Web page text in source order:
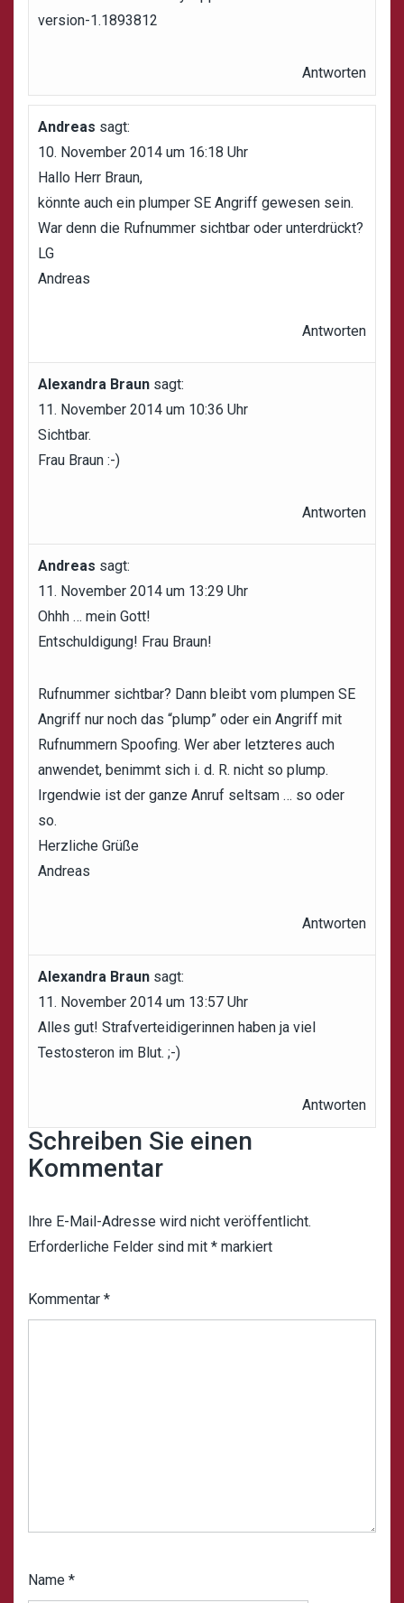
version-1.1893812
Antworten
Andreas sagt:
10. November 2014 um 16:18 Uhr
Hallo Herr Braun,
könnte auch ein plumper SE Angriff gewesen sein.
War denn die Rufnummer sichtbar oder unterdrückt?
LG
Andreas
Antworten
Alexandra Braun sagt:
11. November 2014 um 10:36 Uhr
Sichtbar.
Frau Braun :-)
Antworten
Andreas sagt:
11. November 2014 um 13:29 Uhr
Ohhh … mein Gott!
Entschuldigung! Frau Braun!
Rufnummer sichtbar? Dann bleibt vom plumpen SE
Angriff nur noch das “plump” oder ein Angriff mit
Rufnummern Spoofing. Wer aber letzteres auch
anwendet, benimmt sich i. d. R. nicht so plump.
Irgendwie ist der ganze Anruf seltsam … so oder
so.
Herzliche Grüße
Andreas
Antworten
Alexandra Braun sagt:
11. November 2014 um 13:57 Uhr
Alles gut! Strafverteidigerinnen haben ja viel
Testosteron im Blut. ;-)
Antworten
Schreiben Sie einen
Kommentar
Ihre E-Mail-Adresse wird nicht veröffentlicht.
Erforderliche Felder sind mit * markiert
Kommentar *
Name *